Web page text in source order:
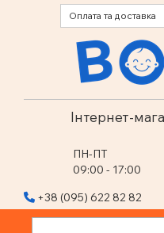
Оплата та доставка
Інтернет-
ПН-ПТ
09:00 - 17:00
+38 (095) 622 82 82